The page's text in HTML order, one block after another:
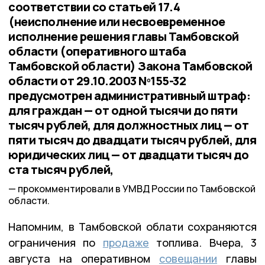
соответствии со статьей 17.4
(неисполнение или несвоевременное
исполнение решения главы Тамбовской
области (оперативного штаба
Тамбовской области) Закона Тамбовской
области от 29.10.2003 Nº155-32
предусмотрен административный штраф:
для граждан — от одной тысячи до пяти
тысяч рублей, для должностных лиц — от
пяти тысяч до двадцати тысяч рублей, для
юридических лиц — от двадцати тысяч до
ста тысяч рублей,
прокомментировали в УМВД России по Тамбовской
области.
Напомним, в Тамбовской облати сохраняются
ограничения по продаже топлива. Вчера, 3
августа на оперативном совещании главы